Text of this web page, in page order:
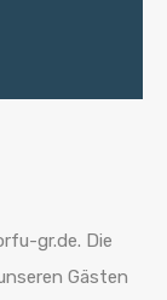
gr.de. Die
Gästen